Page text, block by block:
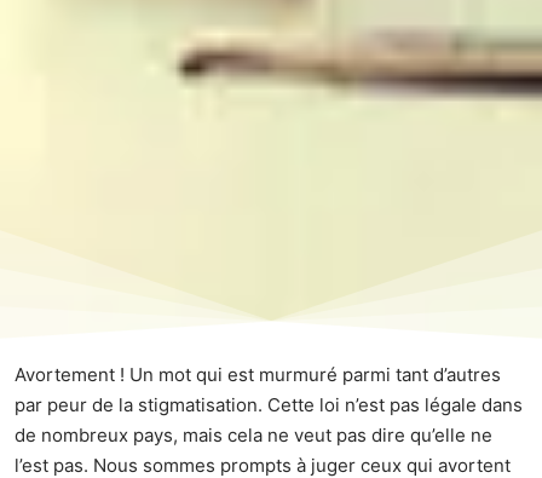
Avortement ! Un mot qui est murmuré parmi tant d’autres
par peur de la stigmatisation. Cette loi n’est pas légale dans
de nombreux pays, mais cela ne veut pas dire qu’elle ne
l’est pas. Nous sommes prompts à juger ceux qui avortent